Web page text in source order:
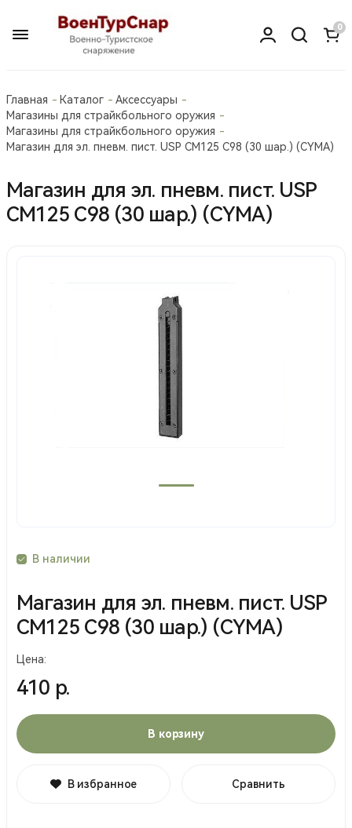
0
Главная Каталог
Аксессуары
Магазины для страйкбольного оружия
Магазины для страйкбольного оружия
Магазин для эл. пневм. пист. USP СМ125 С98 (30 шар.) (CYMA)
Магазин для эл. пневм. пист. USP
СМ125 С98 (30 шар.) (CYMA)
В наличии
Магазин для эл. пневм. пист. USP
СМ125 С98 (30 шар.) (CYMA)
Цена:
410 р.
В корзину
В избранное Сравнить